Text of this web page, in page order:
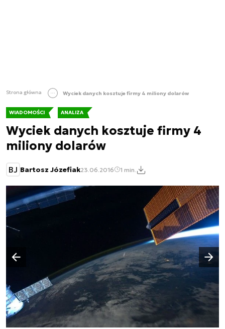
Strona główna Wyciek danych kosztuje firmy 4 miliony dolarów
WIADOMOŚCI ANALIZA
Wyciek danych kosztuje firmy 4
miliony dolarów
BJ Bartosz Józefiak23.06.2016 1 min.
Poprzedni slajd
Następny slajd